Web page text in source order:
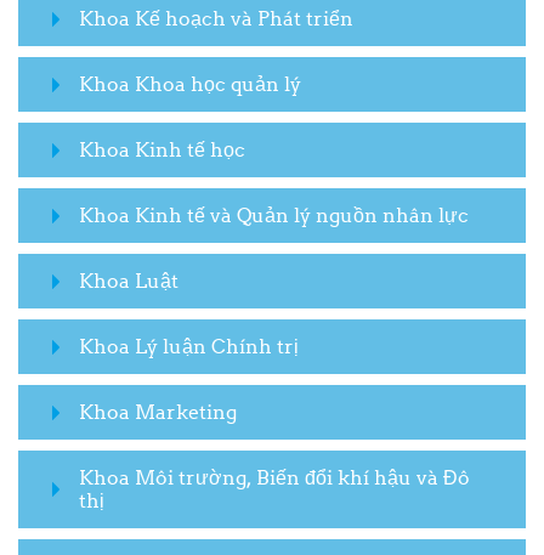
Khoa Kế hoạch và Phát triển
Khoa Khoa học quản lý
Khoa Kinh tế học
Khoa Kinh tế và Quản lý nguồn nhân lực
Khoa Luật
Khoa Lý luận Chính trị
Khoa Marketing
Khoa Môi trường, Biến đổi khí hậu và Đô
thị